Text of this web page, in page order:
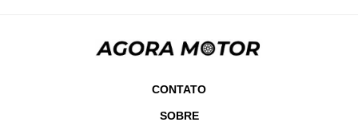
CONTATO
SOBRE